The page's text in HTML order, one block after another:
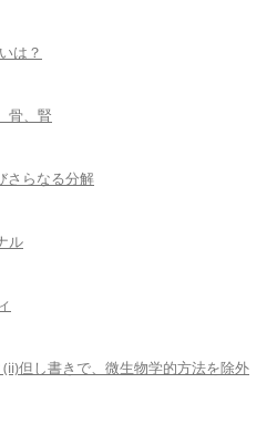
は？
骨、腎
さらなる分解
ル
但し書きで、微生物学的方法を除外